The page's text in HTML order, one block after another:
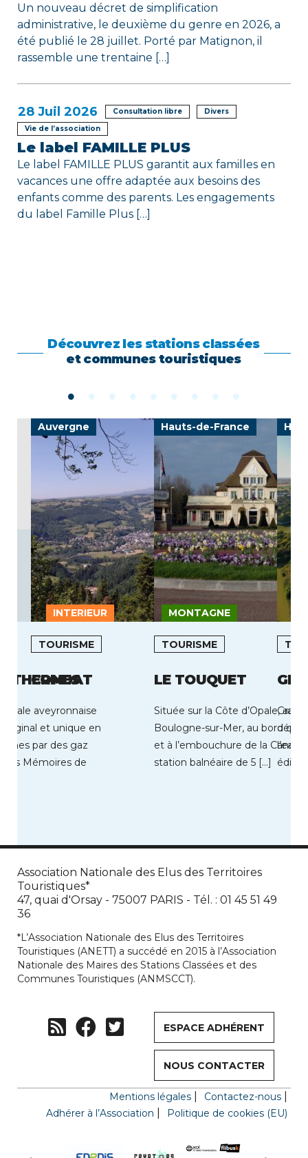
Un nouveau décret de simplification
administrative, le deuxième du genre en 2026, a
été publié le 28 juillet. Porté par Matignon, il
rassemble une trentaine […]
28 Juil 2026 Consultation libre
Divers
Vie de l’association
Le label FAMILLE PLUS
Le label FAMILLE PLUS garantit aux familles en
vacances une offre adaptée aux besoins des
enfants comme des parents. Les engagements
du label Famille Plus […]
Découvrez les stations classées
et communes touristiques
INTERIEUR
THERMES
aveyronnaise
et unique en
par des gaz
Mémoires de
Auvergne
MONTAGNE
TOURISME
CONDAT
Hauts-de-France
TOURISME
LE TOUQUET
Située sur la Côte d’Opale, au
Boulogne-sur-Mer, au bord de
et à l’embouchure de la
station balnéaire de 5 […]
l’eau,
Association Nationale des Elus des Territoires
Touristiques*
47, quai d'Orsay - 75007 PARIS - Tél. : 01 45 51 49
36
*L’Association Nationale des Elus des Territoires
Touristiques (ANETT) a succédé en 2015 à l’Association
Nationale des Maires des Stations Classées et des
Communes Touristiques (ANMSCCT).
ESPACE ADHÉRENT
NOUS CONTACTER
Mentions légales
Contactez-nous
Adhérer à l’Association
Politique de cookies (EU)